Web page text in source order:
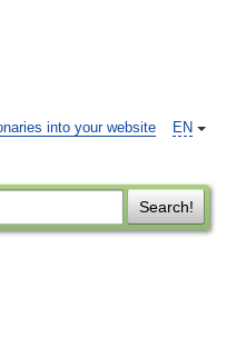
EN
into your website
Search!